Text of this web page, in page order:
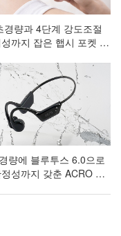
경량과 4단계 강도조절
까지 잡은 햅시 포켓 마
량에 블루투스 6.0으로
성까지 갖춘 ACRO 프